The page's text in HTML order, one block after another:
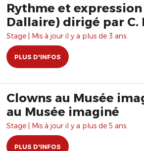
Rythme et expression
Dallaire) dirigé par C.
Stage | Mis à jour il y a plus de 3 ans.
PLUS D'INFOS
Clowns au Musée
au Musée imaginé
Stage | Mis à jour il y a plus de 5 ans.
PLUS D'INFOS